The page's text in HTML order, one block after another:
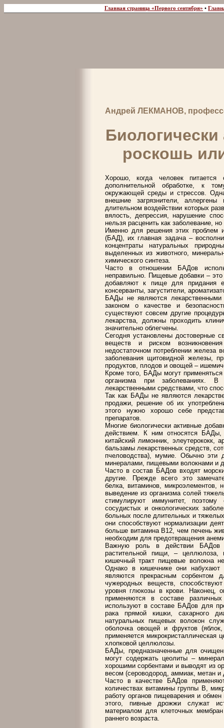
Главная страница «Первого сентября» •
Андрей ЛЕКМАНОВ,
роскошь
Хорошо, когда человек питается
дополнительной обработке, к
окружающей среды и стрессов.
внешние загрязнители,
длительном воздействии которых
вялость, депрессия, нарушение
нельзя расценить как заболевание,
Именно для решения этих проблем
(БАД), их главная задача –
концентраты натуральных
выделенных из животного,
химического синтеза.
Часто в отношении БАДов
неправильно. Пищевые добавки –
добавляют к пище для придания
консерванты, загустители,
БАДы не являются лекарственными
законом о качестве и
существуют совсем другие
лекарства, должны проходить
значительно облегчены.
Сегодня установлены достоверные
веществ и риском
недостаточном потреблении железа
заболевания щитовидной железы,
продуктов, плодов и овощей –
Кроме того, БАДы могут
организма при заболеваниях.
лекарственными средствами, что
Так как БАДы не являются
продажи, решение об их
этого нужно хорошо себе
препаратов.
Многие биологически активные
действием. К ним относятся БАДы,
китайский лимонник, элеутерококк,
бальзамы лекарственных средств,
пчеловодства), мумие. Обычно эти
минералами, пищевыми волокнами и
Часто в состав БАДов входят
другие. Прежде всего это
белка, витаминов, микроэлементов,
выведение из организма солей
стимулируют иммунитет,
сосудистых и онкологических
больных после длительных и
они способствуют нормализации
больше витамина В12, чем печень
необходим для предотвращения
Важную роль в действии БАДов
растительной пищи, –
кишечный тракт пищевые волокна
Однако в кишечнике они набухают
являются прекрасным
чужеродных веществ,
уровня глюкозы в крови. Наконец,
применяются в составе
используют в составе БАДов для
рака прямой кишки, сахарного
натуральных пищевых волокон
оболочка овощей и фруктов
применяется микрокристаллическая
хлопковой целлюлозы.
БАДы, предназначенные для
могут содержать цеолиты –
хорошими сорбентами и выводят из
весом (сероводород, аммиак, метан
Часто в качестве БАДов
количествах витамины группы В,
работу органов пищеварения и
этого, пивные дрожжи служат
материалом для клеточных
раннего возраста.